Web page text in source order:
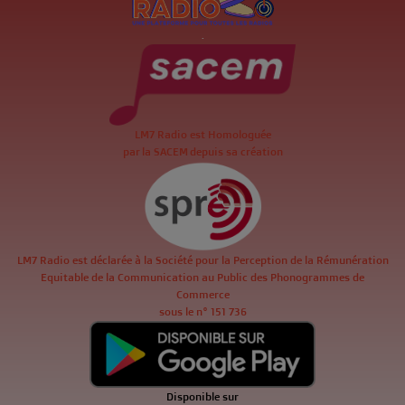
.
LM7 Radio est Homologuée
par la SACEM depuis sa création
LM7 Radio est déclarée à la Société pour la Perception de la Rémunération
Equitable de la Communication au Public des Phonogrammes de
Commerce
sous le n° 151 736
Disponible sur